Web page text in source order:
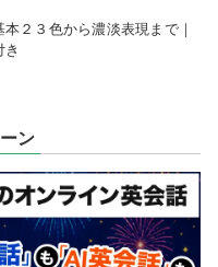
本２３色から濃淡表現まで｜
ン